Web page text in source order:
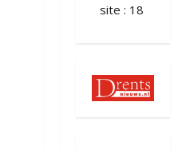
site : 18